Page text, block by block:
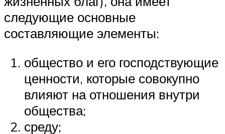
следующие основные
составляющие элементы:
общество и его господствующие
ценности, которые совокупно
влияют на отношения внутри
общества;
среду;